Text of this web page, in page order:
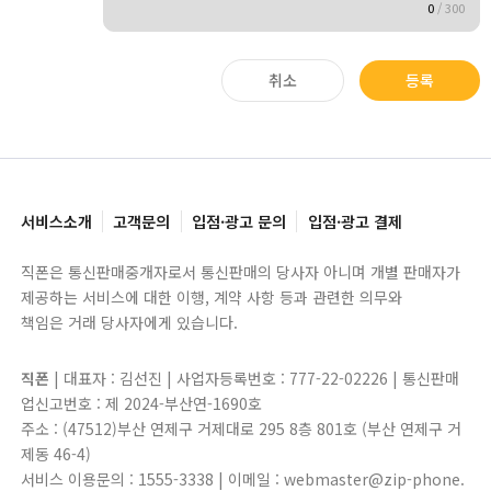
0 /300
취소 등록
서비스소개 고객문의 입점·광고 문의 입점·광고 결제
직폰은 통신판매중개자로서 통신판매의 당사자 아니며 개별 판매자가
제공하는 서비스에 대한 이행, 계약 사항 등과 관련한 의무와
책임은 거래 당사자에게 있습니다.
직폰 | 대표자 : 김선진 | 사업자등록번호 : 777-22-02226 | 통신판매
업신고번호 : 제 2024-부산연-1690호
주소 : (47512)부산 연제구 거제대로 295 8층 801호 (부산 연제구 거
제동 46-4)
서비스 이용문의 : 1555-3338 | 이메일 : webmaster@zip-phone.